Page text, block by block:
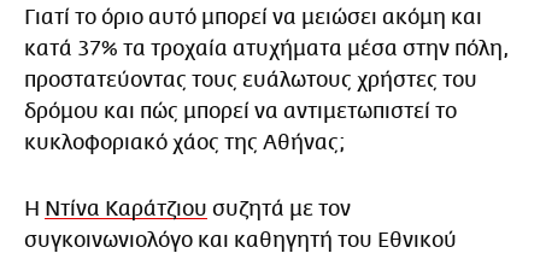
Γιατί το όριο αυτό μπορεί να μειώσει ακόμη και
κατά 37% τα τροχαία ατυχήματα μέσα στην πόλη,
προστατεύοντας τους ευάλωτους χρήστες του
δρόμου και πώς μπορεί να αντιμετωπιστεί το
κυκλοφοριακό χάος της Αθήνας;
Η Ντίνα Καράτζιου συζητά με τον
συγκοινωνιολόγο και καθηγητή του Εθνικού